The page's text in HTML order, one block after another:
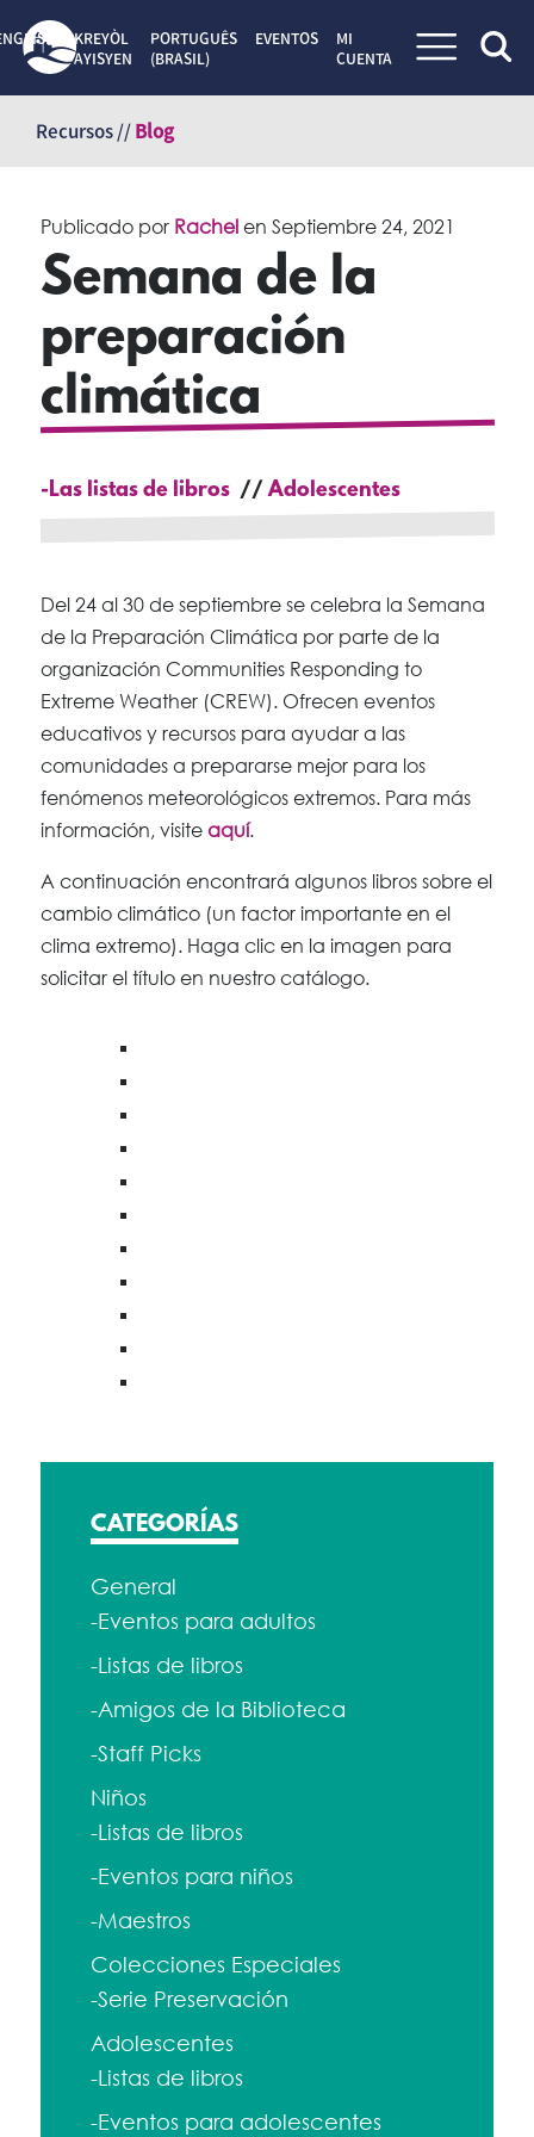
contenido
KREYÒL
AYISYEN
PORTUGUÊS
(BRASIL)
EVENTOS
MI
CUENTA
Recursos //Blog
Publicado por Rachelen Septiembre 24, 2021
Semana de la
preparación
climática
-Las listas de libros Adolescentes
Del 24 al 30 de septiembre se celebra la Semana
de la Preparación Climática por parte de la
organización Communities Responding to
Extreme Weather (CREW). Ofrecen eventos
educativos y recursos para ayudar a las
comunidades a prepararse mejor para los
fenómenos meteorológicos extremos. Para más
información, visite aquí.
A continuación encontrará algunos libros sobre el
cambio climático (un factor importante en el
clima extremo). Haga clic en la imagen para
solicitar el título en nuestro catálogo.
CATEGORÍAS
General
-Eventos para adultos
-Listas de libros
-Amigos de la Biblioteca
-Staff Picks
Niños
-Listas de libros
-Eventos para niños
-Maestros
Colecciones Especiales
-Serie Preservación
Adolescentes
-Listas de libros
-Eventos para adolescentes